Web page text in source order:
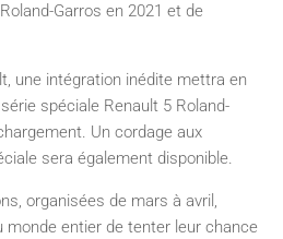
Garros en 2021 et de
une intégration inédite mettra en
spéciale Renault 5 Roland-
Un cordage aux
sera également disponible.
organisées de mars à avril,
monde entier de tenter leur chance